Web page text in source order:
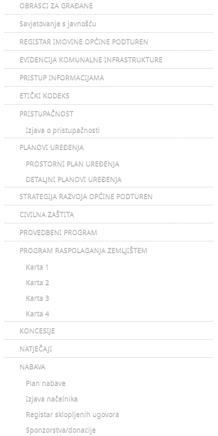
OBRASCI ZA GRAĐANE
Savjetovanje s javnošću
REGISTAR IMOVINE OPĆINE PODTUREN
EVIDENCIJA KOMUNALNE INFRASTRUKTURE
PRISTUP INFORMACIJAMA
ETIČKI KODEKS
PRISTUPAČNOST
Izjava o pristupačnosti
PLANOVI UREĐENJA
PROSTORNI PLAN UREĐENJA
DETALJNI PLANOVI UREĐENJA
STRATEGIJA RAZVOJA OPĆINE PODTUREN
CIVILNA ZAŠTITA
PROVEDBENI PROGRAM
PROGRAM RASPOLAGANJA ZEMLJIŠTEM
Karta 1
Karta 2
Karta 3
Karta 4
KONCESIJE
NATJEČAJI
NABAVA
Plan nabave
Izjava načelnika
Registar sklopljenih ugovora
Sponzorstva/donacije